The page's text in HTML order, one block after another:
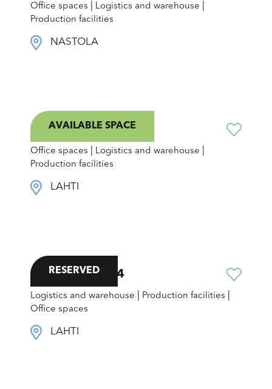
Office spaces Logistics and warehouse
Production facilities
NASTOLA
AVAILABLE SPACE
Kallio-Pietilänkatu 1
Office spaces Logistics and warehouse
Production facilities
LAHTI
RESERVED
Kiveriönkatu 34
Logistics and warehouse Production facilities
Office spaces
LAHTI